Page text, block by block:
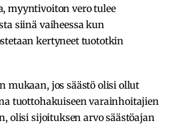
myyntivoiton vero tulee
siinä vaiheessa kun
kertyneet tuototkin
mukaan, jos säästö olisi ollut
tuottohakuiseen varainhoitajien
olisi sijoituksen arvo säästöajan